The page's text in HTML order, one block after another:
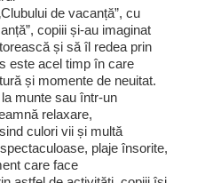
de vacanță”, cu
copiii și-au imaginat
și să îl redea prin
este acel timp în care
și momente de neuitat.
munte sau într-un
relaxare,
culori vii și multă
plaje însorite,
care face